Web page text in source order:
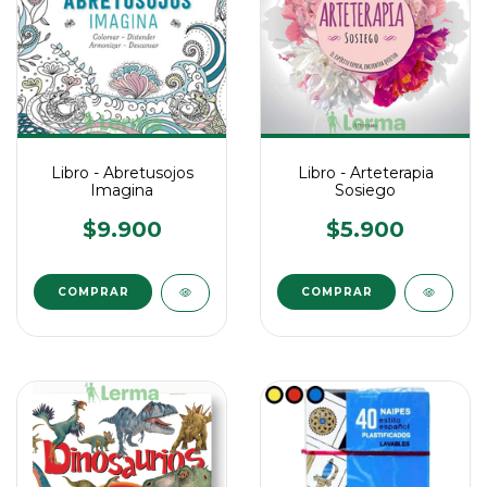
Libro - Abretusojos
Imagina
$9.900
Libro - Arteterapia
Sosiego
$5.900